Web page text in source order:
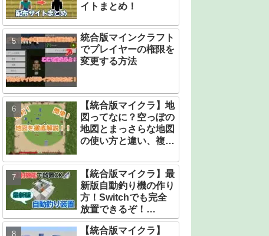
イトまとめ！
統合版マインクラフト
でプレイヤーの権限を
変更する方法
【統合版マイクラ】地
図ってなに？空っぽの
地図とまっさらな地図
の使い方と違い、複製
【統合版マイクラ】最
新版自動釣り機の作り
方！Switchでも完全
放置できるぞ！
【v1.21.1対応】
【統合版マイクラ】